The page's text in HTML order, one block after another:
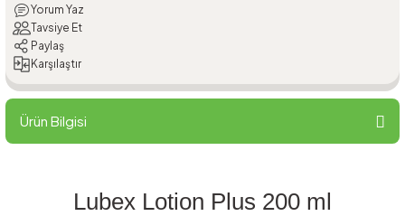
Yorum Yaz
Tavsiye Et
Paylaş
Karşılaştır
Ürün Bilgisi
Lubex Lotion Plus 200 ml